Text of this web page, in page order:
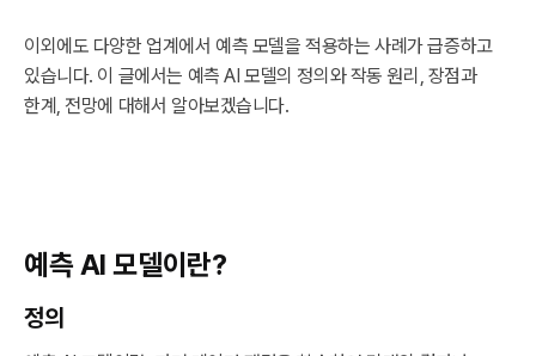
이외에도 다양한 업계에서 예측 모델을 적용하는 사례가 급증하고
있습니다. 이 글에서는 예측 AI 모델의 정의와 작동 원리, 장점과
한계, 전망에 대해서 알아보겠습니다.
예측 AI 모델이란?
정의